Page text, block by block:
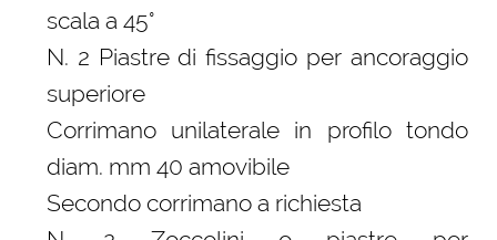
scala a 45°
N. 2 Piastre di fissaggio per ancoraggio
superiore
Corrimano unilaterale in profilo tondo
diam. mm 40 amovibile
Secondo corrimano a richiesta